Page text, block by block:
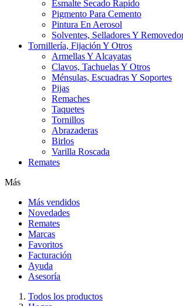
Esmalte Secado Rapido
Pigmento Para Cemento
Pintura En Aerosol
Solventes, Selladores Y
Tornillería, Fijación Y Otros
Armellas Y Alcayatas
Clavos, Tachuelas Y Otros
Ménsulas, Escuadras Y Soportes
Pijas
Remaches
Taquetes
Tornillos
Abrazaderas
Birlos
Varilla Roscada
Remates
Más
Más vendidos
Novedades
Remates
Marcas
Favoritos
Facturación
Ayuda
Asesoría
Todos los productos